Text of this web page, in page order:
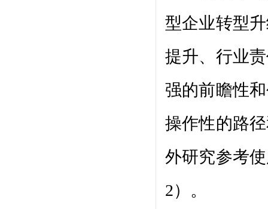
型企业转型
提升、行业
强的前瞻性
操作性的路
外研究参考
2）。